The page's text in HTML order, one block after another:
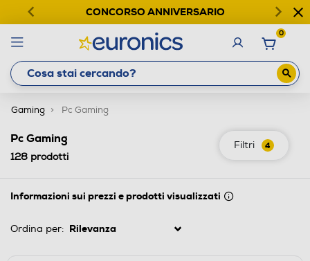
CONCORSO ANNIVERSARIO
0
Gaming Pc Gaming
Filtri 4
Pc Gaming
128 prodotti
Informazioni sui prezzi e prodotti visualizzati
Ordina per: